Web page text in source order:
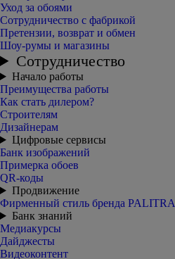
Уход за обоями
Сотрудничество с фабрикой
Претензии, возврат и обмен
Шоу-румы и магазины
Сотрудничество
Начало работы
Преимущества работы
Как стать дилером?
Строителям
Дизайнерам
Цифровые сервисы
Банк изображений
Примерка обоев
QR-коды
Продвижение
Фирменный стиль бренда PALITRA
Банк знаний
Медиакурсы
Дайджесты
Видеоконтент